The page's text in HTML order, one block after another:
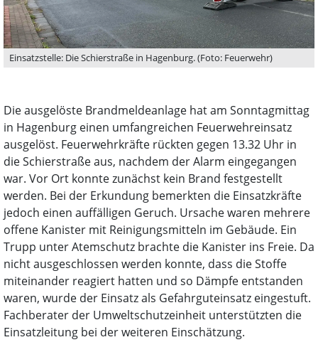
Einsatzstelle: Die Schierstraße in Hagenburg. (Foto: Feuerwehr)
Die ausgelöste Brandmeldeanlage hat am Sonntagmittag
in Hagenburg einen umfangreichen Feuerwehreinsatz
ausgelöst. Feuerwehrkräfte rückten gegen 13.32 Uhr in
die Schierstraße aus, nachdem der Alarm eingegangen
war. Vor Ort konnte zunächst kein Brand festgestellt
werden. Bei der Erkundung bemerkten die Einsatzkräfte
jedoch einen auffälligen Geruch. Ursache waren mehrere
offene Kanister mit Reinigungsmitteln im Gebäude. Ein
Trupp unter Atemschutz brachte die Kanister ins Freie. Da
nicht ausgeschlossen werden konnte, dass die Stoffe
miteinander reagiert hatten und so Dämpfe entstanden
waren, wurde der Einsatz als Gefahrguteinsatz eingestuft.
Fachberater der Umweltschutzeinheit unterstützten die
Einsatzleitung bei der weiteren Einschätzung.